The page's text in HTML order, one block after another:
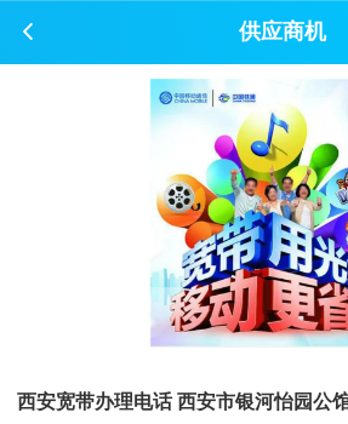
供应商机
西安宽带办理电话 西安市银河怡园公